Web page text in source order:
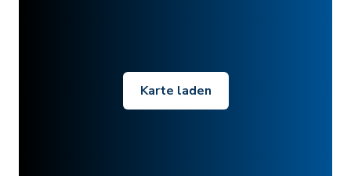
Karte laden